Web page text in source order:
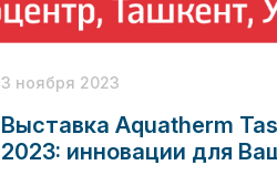
3 ноября 2023
Выставка Aquatherm
2023: инновации для